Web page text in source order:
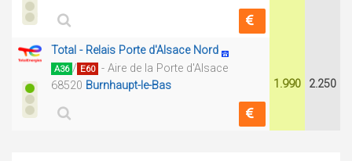
Total - Relais Porte d'Alsace Nord
A36 / E60 - Aire de la Porte d'Alsace
68520 Burnhaupt-le-Bas 1.990 2.250